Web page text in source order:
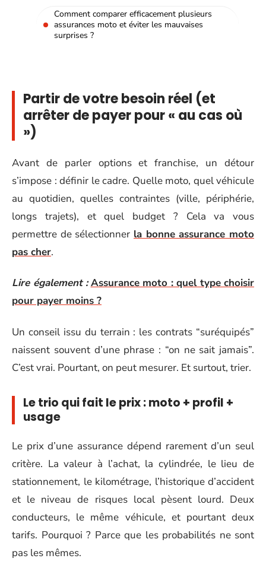
Comment comparer efficacement plusieurs
assurances moto et éviter les mauvaises
surprises ?
Partir de votre besoin réel (et
arrêter de payer pour « au cas où
»)
Avant de parler options et franchise, un détour
s’impose : définir le cadre. Quelle moto, quel véhicule
au quotidien, quelles contraintes (ville, périphérie,
longs trajets), et quel budget ? Cela va vous
permettre de sélectionner la bonne assurance moto
pas cher.
Lire également : Assurance moto : quel type choisir
pour payer moins ?
Un conseil issu du terrain : les contrats “suréquipés”
naissent souvent d’une phrase : “on ne sait jamais”.
C’est vrai. Pourtant, on peut mesurer. Et surtout, trier.
Le trio qui fait le prix : moto + profil +
usage
Le prix d’une assurance dépend rarement d’un seul
critère. La valeur à l’achat, la cylindrée, le lieu de
stationnement, le kilométrage, l’historique d’accident
et le niveau de risques local pèsent lourd. Deux
conducteurs, le même véhicule, et pourtant deux
tarifs. Pourquoi ? Parce que les probabilités ne sont
pas les mêmes.